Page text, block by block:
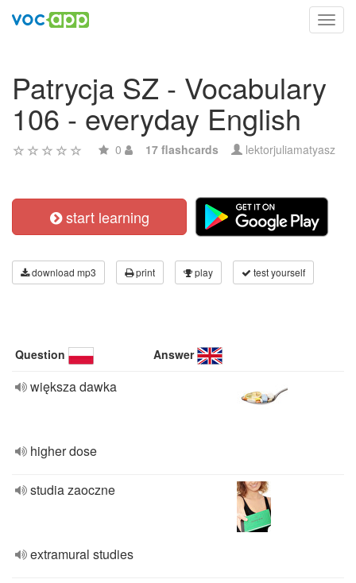
Patrycja SZ - Vocabulary
106 - everyday English
0 17 flashcards lektorjuliamatyasz
start learning
download mp3 print play test yourself
Question Answer
większa dawka
higher dose
studia zaoczne
extramural studies